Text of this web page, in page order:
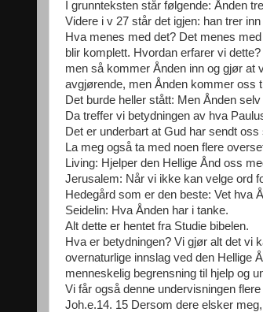
I grunnteksten står følgende: Ånden
Videre i v 27 står det igjen: han trer
Hva menes med det? Det menes
blir komplett. Hvordan erfarer vi
men så kommer Ånden inn og gjør at
avgjørende, men Ånden kommer oss
Det burde heller stått: Men Ånden
Da treffer vi betydningen av hva
Det er underbart at Gud har sendt
La meg også ta med noen flere
Living: Hjelper den Hellige Ånd oss
Jerusalem: Når vi ikke kan velge ord
Hedegård som er den beste: Vet hva
Seidelin: Hva Ånden har i tanke.
Alt dette er hentet fra Studie bibelen.
Hva er betydningen? Vi gjør alt det vi
overnaturlige innslag ved den Hellige
menneskelig begrensning til hjelp og
Vi får også denne undervisningen
Joh.e.14. 15 Dersom dere elsker